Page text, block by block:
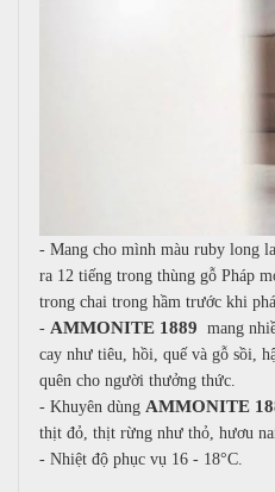
- Mang cho mình màu ruby long
ra 12 tiếng trong thùng gỗ Pháp
trong chai trong hầm trước khi
-AMMONITE 1889 mang
cay như tiêu, hồi, quế và gỗ sồi,
quên cho người thưởng thức.
- Khuyên dùngAMMONITE
thịt đỏ, thịt rừng như thỏ, hươu
- Nhiệt độ phục vụ 16 - 18°C.